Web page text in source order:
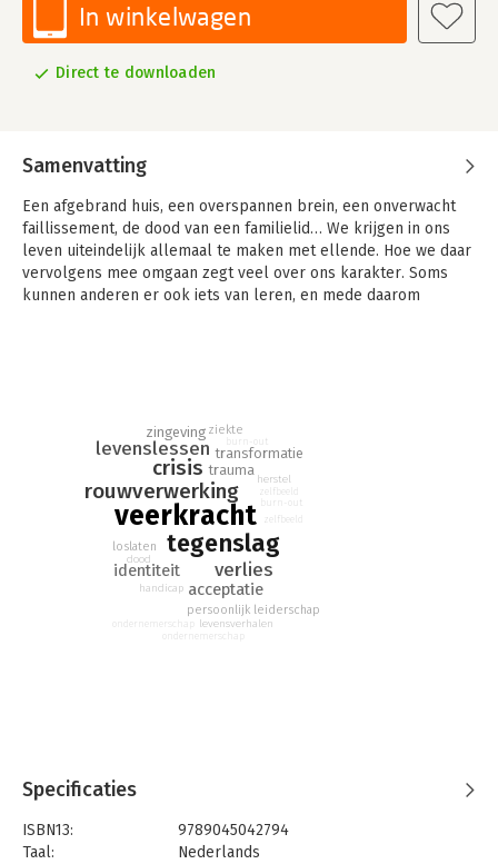
In winkelwagen
Direct te downloaden
Samenvatting
Een afgebrand huis, een overspannen brein, een onverwacht
faillissement, de dood van een familielid… We krijgen in ons
leven uiteindelijk allemaal te maken met ellende. Hoe we daar
vervolgens mee omgaan zegt veel over ons karakter. Soms
kunnen anderen er ook iets van leren, en mede daarom
en professionals met hun portie tegenspoed omgingen. Wat
kenschetst de wijze waarop mensen hun tegenslagen te lijf
gaan? En welke lessen trokken zij voor hun leven en werk? De
meer dan veertig inspirerende interviews in dit boek geven op
die vragen antwoord.veerkracht
tegenslag
rouwverwerking
crisis
verlies
acceptatie
identiteit
levenslessen
zingeving
transformatie
trauma
handicap
persoonlijk leiderschap
dood
loslaten
levensverhalen
ziekte
herstel
burn-out
zelfbeeld
ondernemerschap
burn-out
zelfbeeld
ondernemerschap
Specificaties
ISBN13:
9789045042794
Taal:
Nederlands